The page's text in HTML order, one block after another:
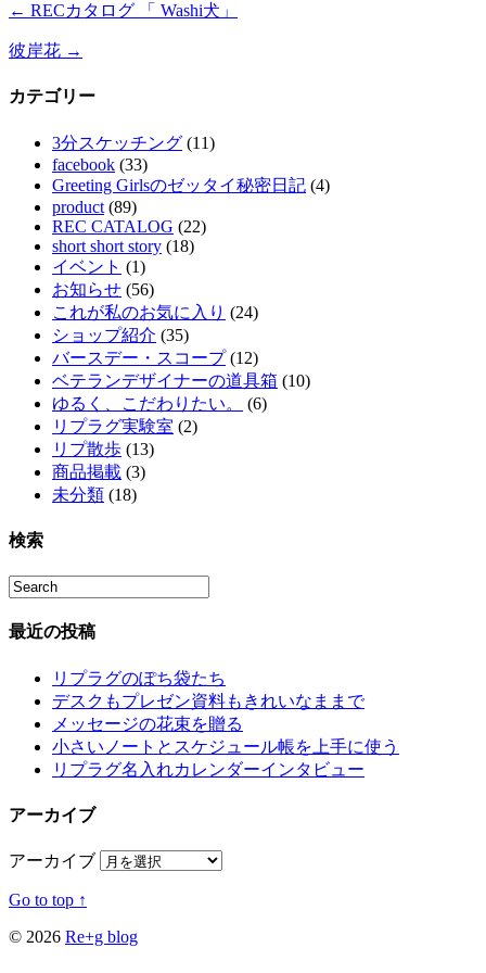
← RECカタログ 「 Washi犬」
彼岸花 →
カテゴリー
3分スケッチング (11)
facebook (33)
Greeting Girlsのゼッタイ秘密日記 (4)
product (89)
REC CATALOG (22)
short short story (18)
イベント (1)
お知らせ (56)
これが私のお気に入り (24)
ショップ紹介 (35)
バースデー・スコープ(12)
ベテランデザイナーの道具箱 (10)
ゆるく、こだわりたい。
(6)
リプラグ実験室 (2)
リプ散歩 (13)
商品掲載 (3)
未分類 (18)
検索
最近の投稿
リプラグのぽち袋たち
デスクもプレゼン資料もきれいなままで
メッセージの花束を贈る
小さいノートとスケジュール帳を上手に使う
リプラグ名入れカレンダーインタビュー
アーカイブ
アーカイブ
Go to top ↑
© 2026 Re+g blog